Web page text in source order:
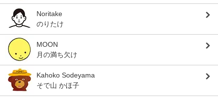
Noritake
のりたけ
MOON
月の満ち欠け
Kahoko Sodeyama
そで山 かほ子